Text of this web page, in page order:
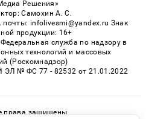
Решения»
Самохин А. С.
почты: infolivesmi@yandex.ru Знак
продукции: 16+
служба по надзору в
технологий и массовых
(Роскомнадзор)
ЭЛ № ФС 77 - 82532 от 21.01.2022
права защищены